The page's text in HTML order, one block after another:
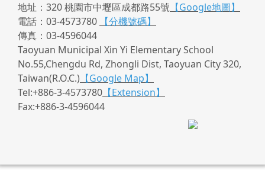
地址：320 桃園市中壢區成都路55號 【Google地圖】
電話：03-4573780
【分機號碼】
傳真：03-4596044
Taoyuan Municipal Xin Yi Elementary School
No.55,Chengdu Rd, Zhongli Dist, Taoyuan City 320,
Taiwan(R.O.C.) 【Google Map】
Tel:+886-3-4573780 【Extension】
Fax:+886-3-4596044